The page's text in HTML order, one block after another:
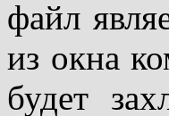
файл
из окна
будет